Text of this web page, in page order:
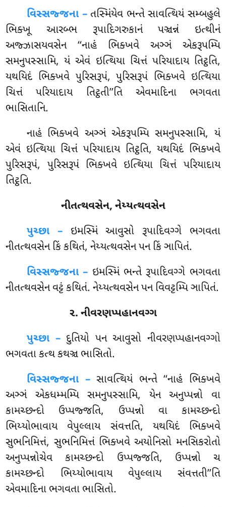
વિસ્સજ્જના –તસ્મિંયેવ ભન્તે સાવત્થિયં સમ્બહુલે
ભિક્ખૂ આરબ્ભ રૂપાદિગરુકાનં પઞ્ચન્નં ઇત્થીનં
અજ્ઝાસયવસેન ‘‘નાહં ભિક્ખવે અઞ્ઞં એકરૂપમ્પિ
સમનુપસ્સામિ, યં એવં ઇત્થિયા ચિત્તં પરિયાદાય તિટ્ઠતિ,
યથયિદં ભિક્ખવે પુરિસરૂપં, પુરિસરૂપં ભિક્ખવે ઇત્થિયા
ચિત્તં પરિયાદાય તિટ્ઠતી’’તિ એવમાદિના ભગવતા
ભાસિતાનિ.
નાહં ભિક્ખવે અઞ્ઞં એકરૂપમ્પિ સમનુપસ્સામિ, યં
એવં ઇત્થિયા ચિત્તં પરિયાદાય તિટ્ઠતિ, યથયિદં ભિક્ખવે
પુરિસરૂપં, પુરિસરૂપં ભિક્ખવે ઇત્થિયા ચિત્તં પરિયાદાય
તિટ્ઠતિ.
નીતત્થવસેન, નેય્યત્થવસેન
પુચ્છા –ઇમસ્મિંઆવુસો રૂપાદિવગ્ગે ભગવતા
નીતત્થવસેન કિં કથિતં, નેય્યત્થવસેન પન કિં ઞાપિતં.
વિસ્સજ્જના – ઇમસ્મિં ભન્તે રૂપાદિવગ્ગે ભગવતા
નીતત્થવસેન વટ્ટં કથિતં. નેય્યત્થવસેન પન વિવટ્ટમ્પિ ઞાપિતં.
૨. નીવરણપ્પહાનવગ્ગ
પુચ્છા –દુતિયો પન આવુસો નીવરણપ્પહાનવગ્ગો
ભગવતા કત્થ કથઞ્ચ ભાસિતો.
વિસ્સજ્જના –સાવત્થિયં ભન્તે ‘‘નાહં ભિક્ખવે
અઞ્ઞં એકધમ્મમ્પિ સમનુપસ્સામિ, યેન અનુપ્પન્નો વા
કામચ્છન્દો ઉપ્પજ્જતિ, ઉપ્પન્નો વા કામચ્છન્દો
ભિય્યોભાવાય વેપુલ્લાય સંવત્તતિ, યથયિદં ભિક્ખવે
સુભનિમિત્તં, સુભનિમિત્તં ભિક્ખવે અયોનિસો મનસિકરોતો
અનુપ્પન્નોચેવ કામચ્છન્દો ઉપ્પજ્જતિ, ઉપ્પન્નો ચ
કામચ્છન્દો ભિય્યોભાવાય વેપુલ્લાય સંવત્તતી’’તિ
એવમાદિના ભગવતા ભાસિતો.